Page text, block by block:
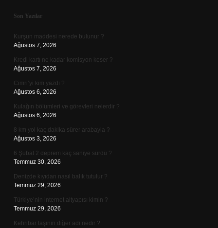
Sidebar
Son Yazılar
Kurşun maddesi nerede bulunur ?
Ağustos 7, 2026
Kredi kartı ne kadar komisyon keser ?
Ağustos 7, 2026
Cimri’yi kim yazdı ?
Ağustos 6, 2026
Kulağın bölümleri ve görevleri nelerdir ?
Ağustos 6, 2026
8 km yol kaç dakika sürer arabayla ?
Ağustos 3, 2026
6 Şubat 2 deprem kaç saniye sürdü ?
Temmuz 30, 2026
Denizde kıyıdan nasıl balık tutulur ?
Temmuz 29, 2026
Türkiye’nin internet altyapısı kimin ?
Temmuz 29, 2026
Kehribar taşının diğer adı nedir ?